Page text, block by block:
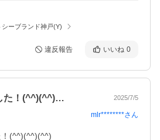
ーブランド神戸(Y)
違反報告 いいね 0
た！(^^)(^^)… 2025/7/5
mlr********さん
！(^^)(^^)(^^)